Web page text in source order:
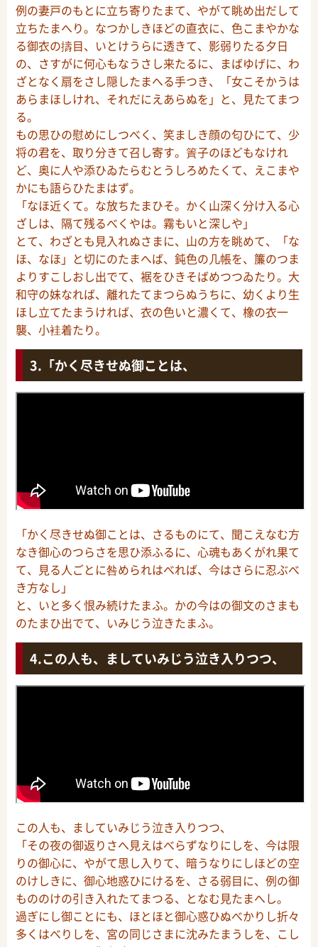
例の妻戸のもとに立ち寄りたまて、やがて眺め出だして
立ちたまへり。なつかしきほどの直衣に、色こまやかな
る御衣の擣目、いとけうらに透きて、影弱りたる夕日
の、さすがに何心もなうさし来たるに、まばゆげに、わ
ざとなく扇をさし隠したまへる手つき、「女こそかうは
あらまほしけれ、それだにえあらぬを」と、見たてまつ
る。
もの思ひの慰めにしつべく、笑ましき顔の匂ひにて、少
将の君を、取り分きて召し寄す。簀子のほどもなけれ
ど、奥に人や添ひゐたらむとうしろめたくて、えこまや
かにも語らひたまはず。
「なほ近くて。な放ちたまひそ。かく山深く分け入る心
ざしは、隔て残るべくやは。霧もいと深しや」
とて、わざとも見入れぬさまに、山の方を眺めて、「な
ほ、なほ」と切にのたまへば、鈍色の几帳を、簾のつま
よりすこしおし出でて、裾をひきそばめつつゐたり。大
和守の妹なれば、離れたてまつらぬうちに、幼くより生
ほし立てたまうければ、衣の色いと濃くて、橡の衣一
襲、小袿着たり。
「かく尽きせぬ御ことは、
「かく尽きせぬ御ことは、さるものにて、聞こえなむ方
なき御心のつらさを思ひ添ふるに、心魂もあくがれ果て
て、見る人ごとに咎められはべれば、今はさらに忍ぶべ
き方なし」
と、いと多く恨み続けたまふ。かの今はの御文のさまも
のたまひ出でて、いみじう泣きたまふ。
この人も、ましていみじう泣き入りつつ、
この人も、ましていみじう泣き入りつつ、
「その夜の御返りさへ見えはべらずなりにしを、今は限
りの御心に、やがて思し入りて、暗うなりにしほどの空
のけしきに、御心地惑ひにけるを、さる弱目に、例の御
もののけの引き入れたてまつる、となむ見たまへし。
過ぎにし御ことにも、ほとほと御心惑ひぬべかりし折々
多くはべりしを、宮の同じさまに沈みたまうしを、こし